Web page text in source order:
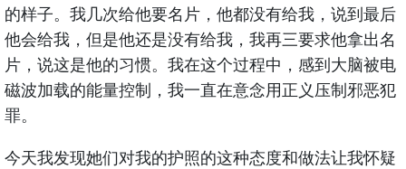
的样子。我几次给他要名片，他都没有给我，说到最后
他会给我，但是他还是没有给我，我再三要求他拿出名
片，说这是他的习惯。我在这个过程中，感到大脑被电
磁波加载的能量控制，我一直在意念用正义压制邪恶犯
罪。
今天我发现她们对我的护照的这种态度和做法让我怀疑